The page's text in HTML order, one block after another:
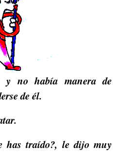
y no había manera de
de él.
has traído?, le dijo muy